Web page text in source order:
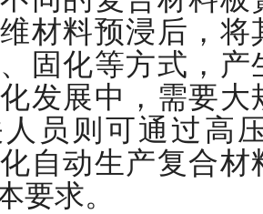
材料预浸后，
固化等方式，
发展中，需要
员则可通过高
自动生产复合
要求。